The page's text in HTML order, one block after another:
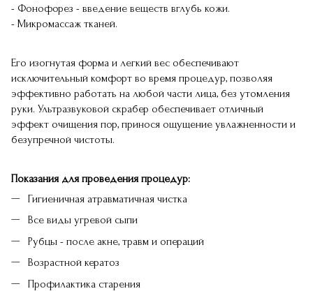
- Фонофорез - введение веществ вглубь кожи.
- Микромассаж тканей.
Его изогнутая форма и легкий вес обеспечивают
исключительный комфорт во время процедур, позволяя
эффективно работать на любой части лица, без утомления
руки. Ультразвуковой скрабер обеспечивает отличный
эффект очищения пор, принося ощущение увлажненности и
безупречной чистоты.
Показания для проведения процедур:
Гигиеничная атравматичная чистка
Все виды угревой сыпи
Рубцы - после акне, травм и операций
Возрастной кератоз
Профилактика старения